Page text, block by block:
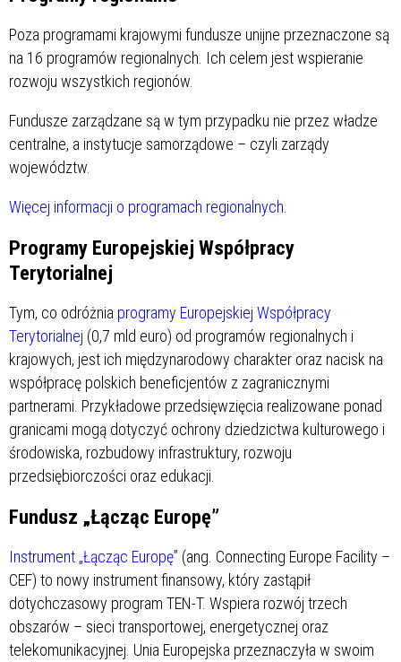
Poza programami krajowymi fundusze unijne przeznaczone są
na 16 programów regionalnych. Ich celem jest wspieranie
rozwoju wszystkich regionów.
Fundusze zarządzane są w tym przypadku nie przez władze
centralne, a instytucje samorządowe – czyli zarządy
województw.
Więcej informacji o programach regionalnych.
Programy Europejskiej Współpracy
Terytorialnej
Tym, co odróżnia programy Europejskiej Współpracy
Terytorialnej (0,7 mld euro) od programów regionalnych i
krajowych, jest ich międzynarodowy charakter oraz nacisk na
współpracę polskich beneficjentów z zagranicznymi
partnerami. Przykładowe przedsięwzięcia realizowane ponad
granicami mogą dotyczyć ochrony dziedzictwa kulturowego i
środowiska, rozbudowy infrastruktury, rozwoju
przedsiębiorczości oraz edukacji.
Fundusz „Łącząc Europę”
Instrument „Łącząc Europę” (ang. Connecting Europe Facility –
CEF) to nowy instrument finansowy, który zastąpił
dotychczasowy program TEN-T. Wspiera rozwój trzech
obszarów – sieci transportowej, energetycznej oraz
telekomunikacyjnej. Unia Europejska przeznaczyła w swoim